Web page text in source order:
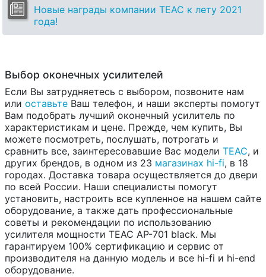
Новые награды компании TEAC к лету 2021
года!
Выбор оконечных усилителей
Если Вы затрудняетесь с выбором, позвоните нам
или оставьте Ваш телефон, и наши эксперты помогут
Вам подобрать лучший оконечный усилитель по
характеристикам и цене. Прежде, чем купить, Вы
можете посмотреть, послушать, потрогать и
сравнить все, заинтересовавшие Вас модели TEAC, и
других брендов, в одном из 23 магазинах hi-fi, в 18
городах. Доставка товара осуществляется до двери
по всей России. Наши специалисты помогут
установить, настроить все купленное на нашем сайте
оборудование, а также дать профессиональные
советы и рекомендации по использованию
усилителя мощности TEAC AP-701 black. Мы
гарантируем 100% сертификацию и сервис от
производителя на данную модель и все hi-fi и hi-end
оборудование.